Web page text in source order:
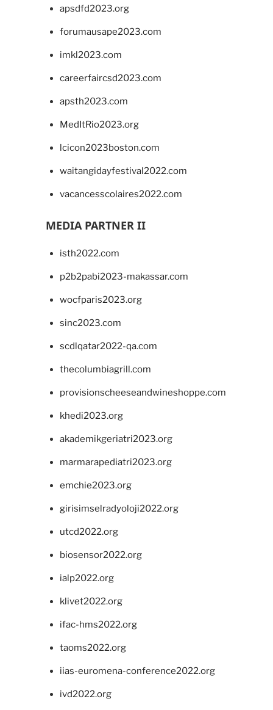
apsdfd2023.org
forumausape2023.com
imkl2023.com
careerfaircsd2023.com
apsth2023.com
MedItRio2023.org
lcicon2023boston.com
waitangidayfestival2022.com
vacancesscolaires2022.com
MEDIA PARTNER II
isth2022.com
p2b2pabi2023-makassar.com
wocfparis2023.org
sinc2023.com
scdlqatar2022-qa.com
thecolumbiagrill.com
provisionscheeseandwineshoppe.com
khedi2023.org
akademikgeriatri2023.org
marmarapediatri2023.org
emchie2023.org
girisimselradyoloji2022.org
utcd2022.org
biosensor2022.org
ialp2022.org
klivet2022.org
ifac-hms2022.org
taoms2022.org
iias-euromena-conference2022.org
ivd2022.org